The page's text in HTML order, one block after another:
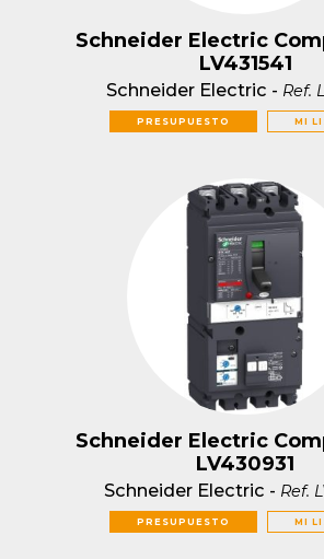
Schneider Electric
LV431541
Schneider Electric - Ref.
PRESUPUESTO MI
Schneider Electric
LV430931
Schneider Electric - Ref.
PRESUPUESTO MI